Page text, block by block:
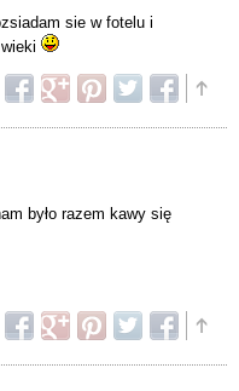
sie w fotelu i
było razem kawy się